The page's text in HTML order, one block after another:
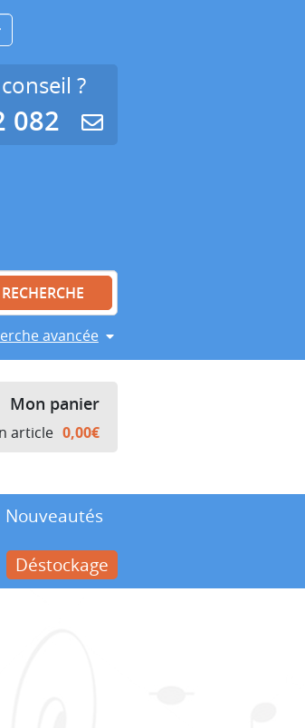
avancée
?
082
Mon panier
article 0,00€
Nouveautés
Déstockage